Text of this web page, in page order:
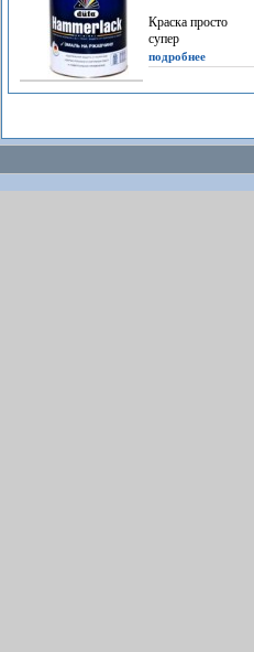
Краска просто
супер
подробнее